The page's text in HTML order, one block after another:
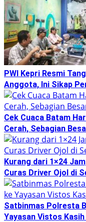
PWI Kepri Resmi
Anggota, Ini Sikap
Cek Cuaca Batam
Cerah, Sebagian
Kurang dari 1×24
Curas Driver Ojol di
Satbinmas Polresta
Yayasan Vistos